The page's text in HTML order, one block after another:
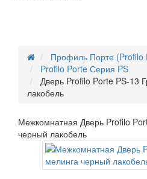
Профиль Порте (Profilo
Profilo Porte Серия PS
Дверь Profilo Porte PS-13
лакобель
Межкомнатная Дверь Profilo
черный лакобель